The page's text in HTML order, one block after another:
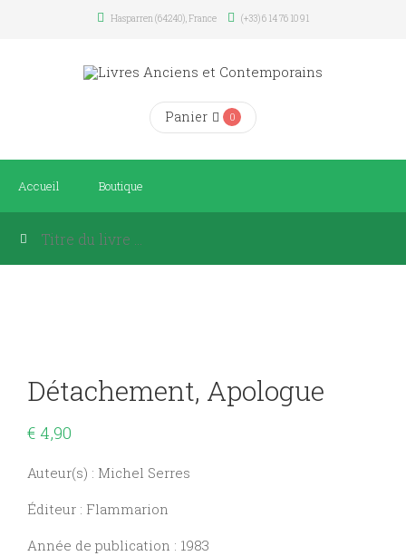
Hasparren (64240), France (+33) 6 14 76 10 91
Panier 0
Accueil Boutique
Détachement, Apologue
€ 4,90
Auteur(s) : Michel Serres
Éditeur : Flammarion
Année de publication : 1983